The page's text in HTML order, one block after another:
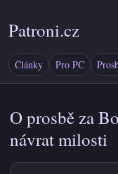
Patroni.cz
Články Pro PC
O prosbě za
návrat milosti